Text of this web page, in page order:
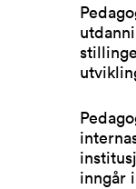
inngår